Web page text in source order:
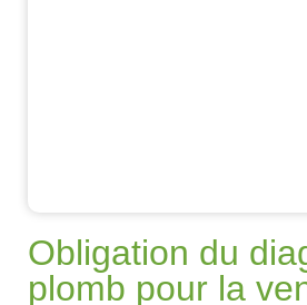
Obligation du
plomb pour la